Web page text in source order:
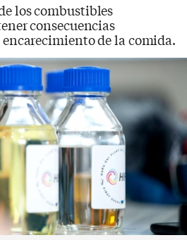
los combustibles
consecuencias
de la comida.